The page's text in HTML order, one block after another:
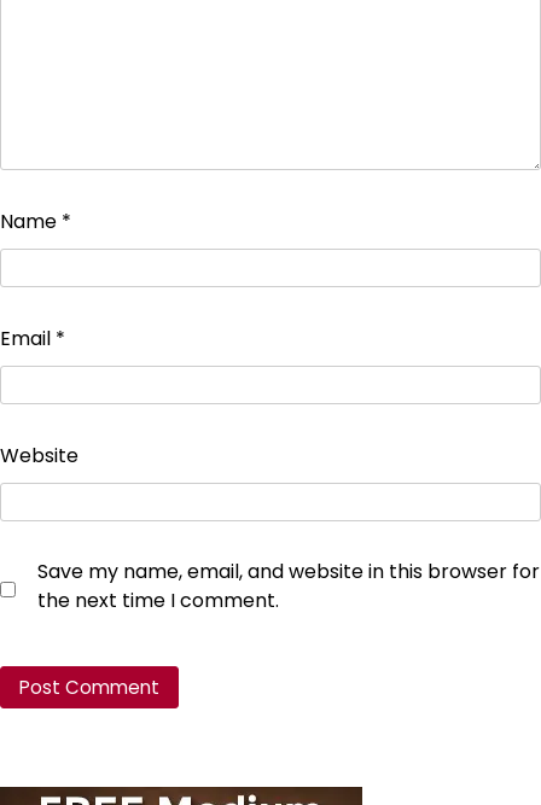
Name *
Email *
Website
Save my name, email, and website in this browser for
the next time I comment.